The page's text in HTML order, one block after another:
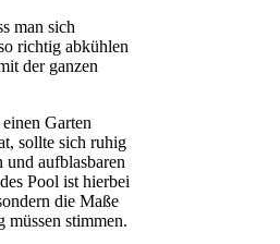
man sich
richtig abkühlen
der ganzen
Garten
sollte sich ruhig
aufblasbaren
Pool ist hierbei
die Maße
stimmen.